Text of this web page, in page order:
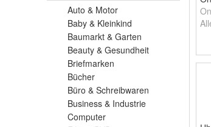
Auto & Motor
Baby & Kleinkind
Baumarkt & Garten
Beauty & Gesundheit
Briefmarken
Bücher
Büro & Schreibwaren
Business & Industrie
Computer